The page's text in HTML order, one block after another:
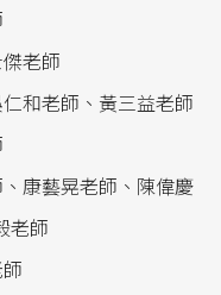
老師
和老師、黃三益老師
康藝晃老師、陳偉慶
老師